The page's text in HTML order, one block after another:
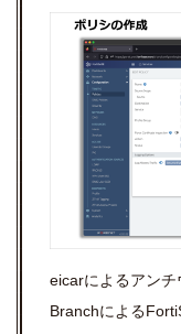
eicarによるアン
Branchによる